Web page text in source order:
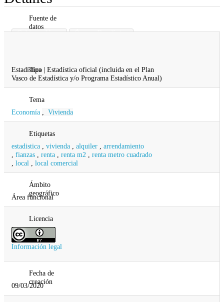
Fuente de
datos
Gobierno Vasco
Órgano Estadístico
Tipo
Estadística | Estadística oficial (incluida en el Plan
Vasco de Estadística y/o Programa Estadístico Anual)
Tema
Economía
Vivienda
Etiquetas
estadistica
vivienda alquiler
arrendamiento
fianzas renta renta m2
renta metro cuadrado
local local comercial
Ámbito
geográfico
Área funcional
Licencia
Información legal
Fecha de
creación
09/03/2020